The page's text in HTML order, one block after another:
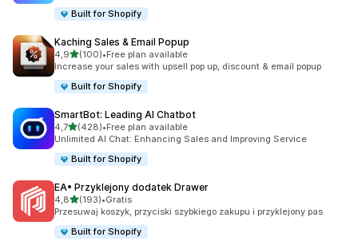
Built for Shopify
Kaching Sales & Email Popup
4,9na 5 gwiazdek
(100)
Łączna liczba recenzji: 100
•Free plan available
Increase your sales with upsell pop up, discount & email popup
Built for Shopify
SmartBot: Leading AI Chatbot
4,7na 5 gwiazdek
(428)
Łączna liczba recenzji: 428
•Free plan available
Unlimited AI Chat: Enhancing Sales and Improving Service
Built for Shopify
EA• Przyklejony dodatek Drawer
4,8na 5 gwiazdek
(193)
Łączna liczba recenzji: 193
•Gratis
Przesuwaj koszyk, przyciski szybkiego zakupu i przyklejony pas
Built for Shopify